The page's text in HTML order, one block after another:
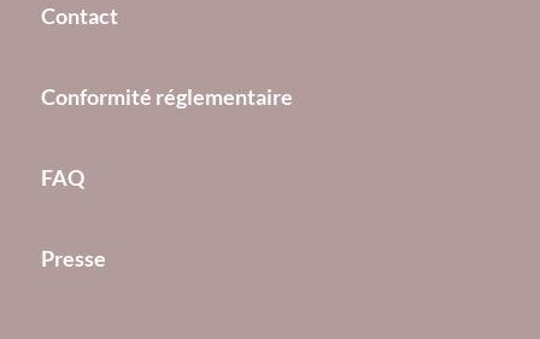
Contact
Conformité réglementaire
FAQ
Presse